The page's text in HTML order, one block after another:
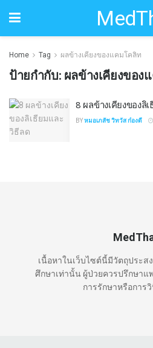
Home Tag ผลข้างเคียงของแคมโคลิท
ป้ายกำกับ: ผลข้างเคียงของ
8 ผลข้างเคียงของลิ
BYหมอเภสัช วิทวัส ก๋องดี
เนื้อหาในเว็บไซต์นี้มีวัตถุประส
ศึกษาเท่านั้น ผู้ป่วยควรปรึกษาแ
การรักษาหรือการ